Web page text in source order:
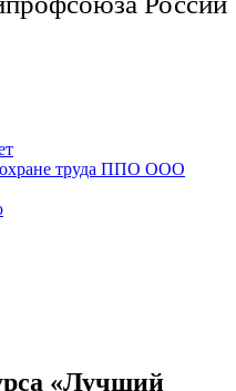
труда ППО ООО
«Лучший